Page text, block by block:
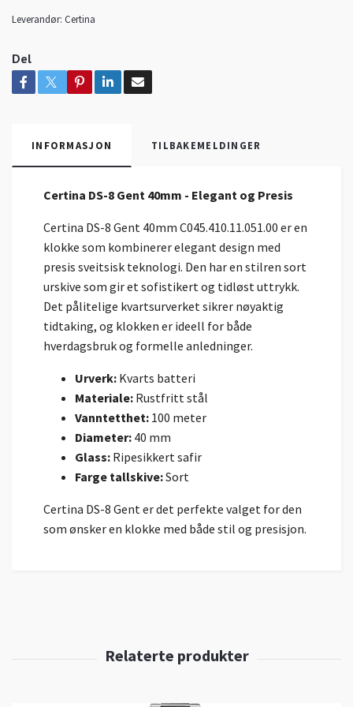
Leverandør: Certina
Del
INFORMASJON TILBAKEMELDINGER
Certina DS-8 Gent 40mm - Elegant og Presis
Certina DS-8 Gent 40mm C045.410.11.051.00 er en
klokke som kombinerer elegant design med
presis sveitsisk teknologi. Den har en stilren sort
urskive som gir et sofistikert og tidløst uttrykk.
Det pålitelige kvartsurverket sikrer nøyaktig
tidtaking, og klokken er ideell for både
hverdagsbruk og formelle anledninger.
Urverk: Kvarts batteri
Materiale: Rustfritt stål
Vanntetthet: 100 meter
Diameter: 40 mm
Glass: Ripesikkert safir
Farge tallskive:Sort
Certina DS-8 Gent er det perfekte valget for den
som ønsker en klokke med både stil og presisjon.